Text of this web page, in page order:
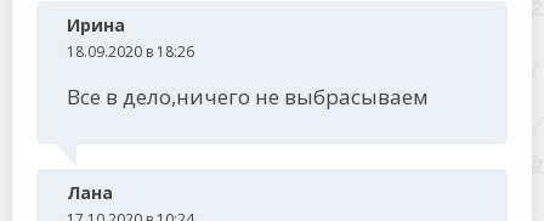
Ирина
18.09.2020 в 18:26
Все в дело,ничего не выбрасываем
Лана